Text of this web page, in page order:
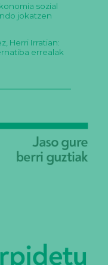
sozial
jokatzen
Herri Irratian:
errealak